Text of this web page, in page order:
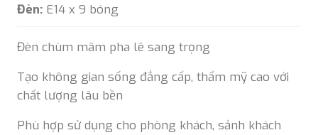
Đèn: E14 x 9 bóng
Đèn chùm mâm pha lê sang trọng
Tạo không gian sống đẳng cấp, thẩm mỹ cao với
chất lượng lâu bền
Phù hợp sử dụng cho phòng khách, sảnh khách